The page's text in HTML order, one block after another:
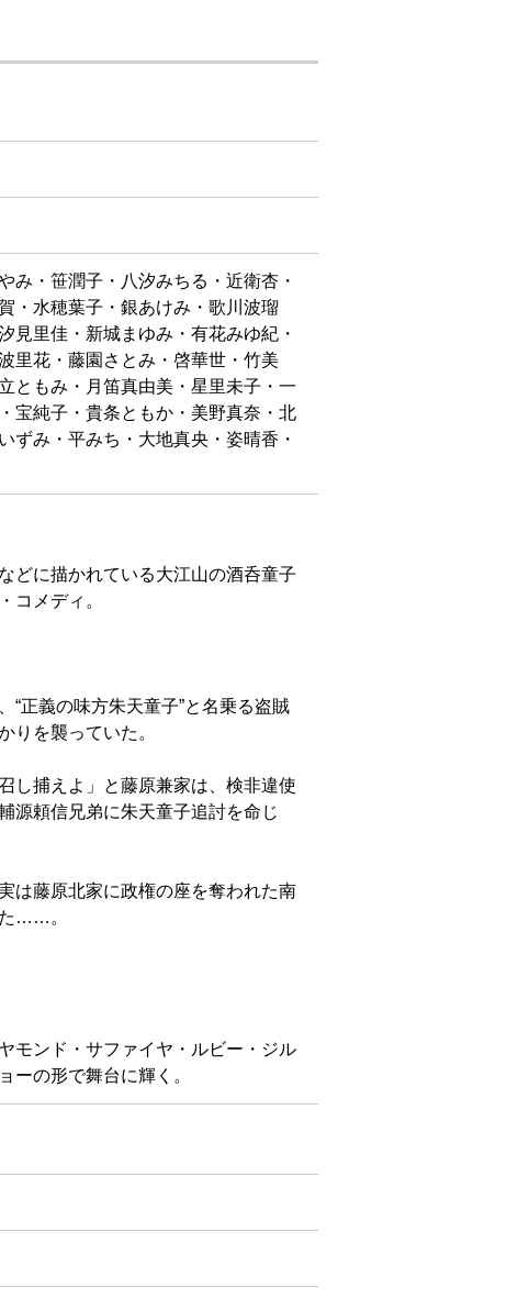
み・笹潤子・八汐みちる・近衛杏・
・水穂葉子・銀あけみ・歌川波瑠
見里佳・新城まゆみ・有花みゆ紀・
里花・藤園さとみ・啓華世・竹美
ともみ・月笛真由美・星里未子・一
宝純子・貴条ともか・美野真奈・北
ずみ・平みち・大地真央・姿晴香・
どに描かれている大江山の酒呑童子
コメディ。
“正義の味方朱天童子”と名乗る盗賊
りを襲っていた。
し捕えよ」と藤原兼家は、検非違使
源頼信兄弟に朱天童子追討を命じ
は藤原北家に政権の座を奪われた南
……。
モンド・サファイヤ・ルビー・ジル
ーの形で舞台に輝く。